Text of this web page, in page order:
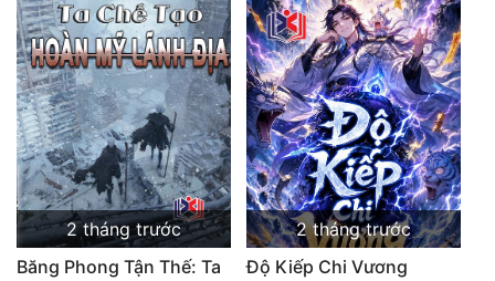
Tính Cách Nhân Vật :
Cơ Trí
Sát Phạt Quyết Đoán
Vô Sỉ
Điềm Đạm2 tháng trước
Băng Phong Tận Thế: Ta
2 tháng trước
Độ Kiếp Chi Vương